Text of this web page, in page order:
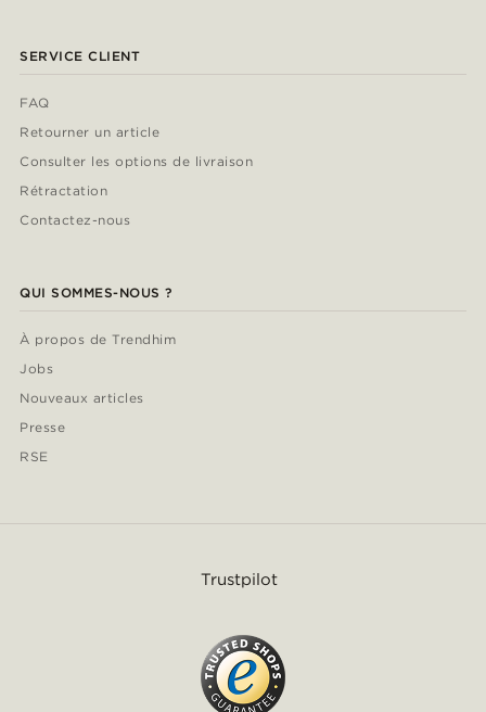
SERVICE CLIENT
FAQ
Retourner un article
Consulter les options de livraison
Rétractation
Contactez-nous
QUI SOMMES-NOUS ?
À propos de Trendhim
Jobs
Nouveaux articles
Presse
RSE
Trustpilot